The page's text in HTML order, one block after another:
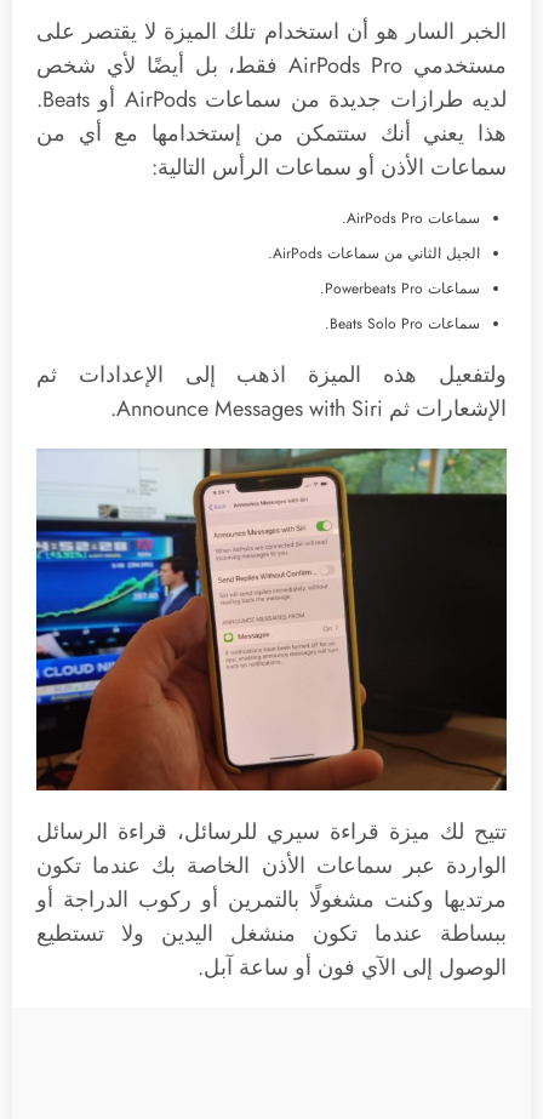
الخبر السار هو أن استخدام تلك الميزة لا يقتصر على
مستخدمي AirPods Pro فقط، بل أيضًا لأي شخص
لديه طرازات جديدة من سماعات AirPods أو Beats.
هذا يعني أنك ستتمكن من إستخدامها مع أي من
سماعات الأذن أو سماعات الرأس التالية:
سماعات AirPods Pro.
الجيل الثاني من سماعات AirPods.
سماعات Powerbeats Pro.
سماعات Beats Solo Pro.
ولتفعيل هذه الميزة اذهب إلى الإعدادات ثم
الإشعارات ثم Announce Messages with Siri.
تتيح لك ميزة قراءة سيري للرسائل، قراءة الرسائل
الواردة عبر سماعات الأذن الخاصة بك عندما تكون
مرتديها وكنت مشغولًا بالتمرين أو ركوب الدراجة أو
ببساطة عندما تكون منشغل اليدين ولا تستطيع
الوصول إلى الآي فون أو ساعة آبل.